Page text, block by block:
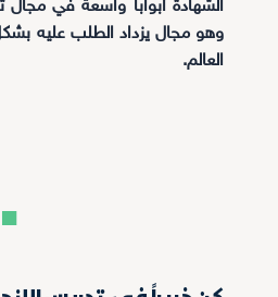
الشهادة أبواباً واسعة في مجال
وهو مجال يزداد الطلب عليه
العالم.